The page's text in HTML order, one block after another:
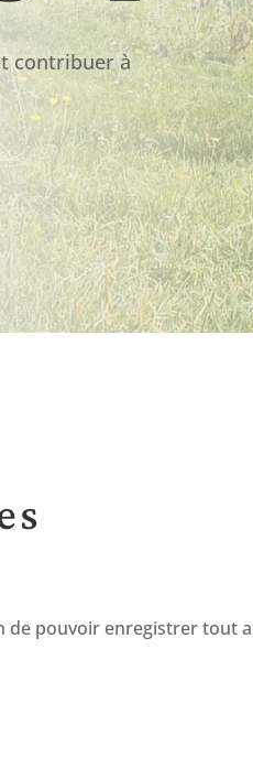
contribuer à
de pouvoir enregistrer tout